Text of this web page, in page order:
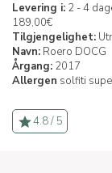
Levering i: 2 - 4
189,00€
Tilgjengelighet:
Navn: Roero DOCG
Årgang: 2017
Allergen solfiti
4.8 / 5